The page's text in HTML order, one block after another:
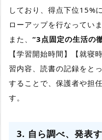
しており、得点下位15%
ローアップを行なっていま
また、 “3点固定の生活の
【学習開始時間】【就寝
習内容、読書の記録をと
することで、保護者や担
す。
3. 自ら調べ、発表